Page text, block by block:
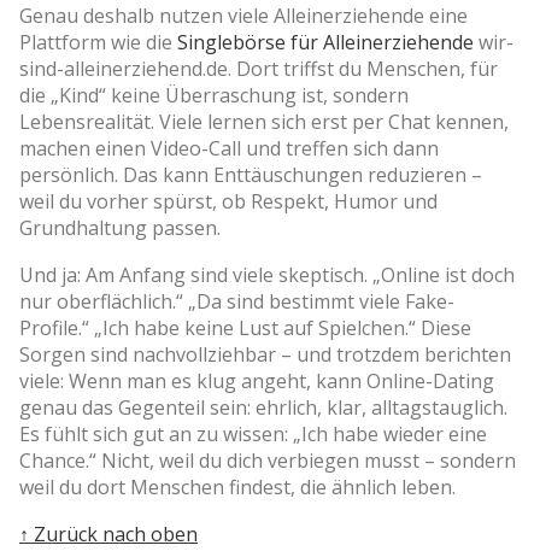
Genau deshalb nutzen viele Alleinerziehende eine
Plattform wie die Singlebörse für Alleinerziehende wir-
sind-alleinerziehend.de. Dort triffst du Menschen, für
die „Kind“ keine Überraschung ist, sondern
Lebensrealität. Viele lernen sich erst per Chat kennen,
machen einen Video-Call und treffen sich dann
persönlich. Das kann Enttäuschungen reduzieren –
weil du vorher spürst, ob Respekt, Humor und
Grundhaltung passen.
Und ja: Am Anfang sind viele skeptisch. „Online ist doch
nur oberflächlich.“ „Da sind bestimmt viele Fake-
Profile.“ „Ich habe keine Lust auf Spielchen.“ Diese
Sorgen sind nachvollziehbar – und trotzdem berichten
viele: Wenn man es klug angeht, kann Online-Dating
genau das Gegenteil sein: ehrlich, klar, alltagstauglich.
Es fühlt sich gut an zu wissen: „Ich habe wieder eine
Chance.“ Nicht, weil du dich verbiegen musst – sondern
weil du dort Menschen findest, die ähnlich leben.
↑ Zurück nach oben